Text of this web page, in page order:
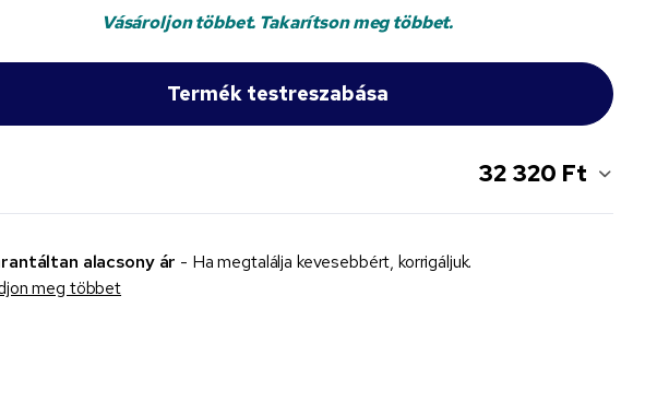
Vásároljon többet. Takarítson meg többet.
32 320 Ft
alacsony ár - Ha megtalálja kevesebbért, korrigáljuk.
meg többet